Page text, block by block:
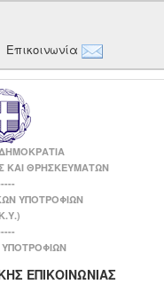
Επικοινωνία
ΚΑΙ ΘΡΗΣΚΕΥΜΑΤΩΝ
ΥΠΟΤΡΟΦΙΩΝ
ΕΠΙΚΟΙΝΩΝΙΑΣ